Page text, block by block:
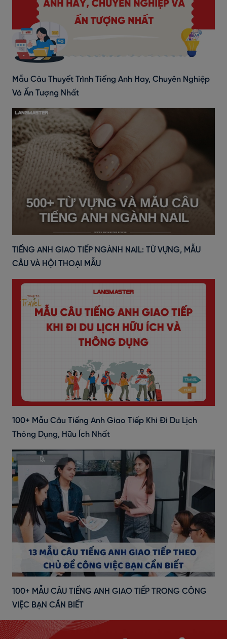
Mẫu Câu Thuyết Trình Tiếng Anh Hay, Chuyên Nghiệp
Và Ấn Tượng Nhất
TIẾNG ANH GIAO TIẾP NGÀNH NAIL: TỪ VỰNG, MẪU
CÂU VÀ HỘI THOẠI MẪU
100+ Mẫu Câu Tiếng Anh Giao Tiếp Khi Đi Du Lịch
Thông Dụng, Hữu Ích Nhất
100+ MẪU CÂU TIẾNG ANH GIAO TIẾP TRONG CÔNG
VIỆC BẠN CẦN BIẾT